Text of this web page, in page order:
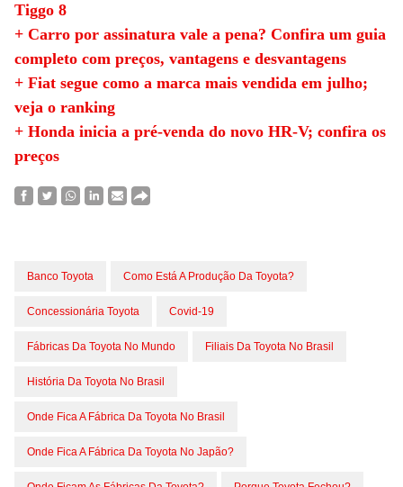
Tiggo 8
+ Carro por assinatura vale a pena? Confira um guia
completo com preços, vantagens e desvantagens
+ Fiat segue como a marca mais vendida em julho;
veja o ranking
+ Honda inicia a pré-venda do novo HR-V; confira os
preços
Banco Toyota Como Está A Produção Da Toyota?
Concessionária Toyota Covid-19
Fábricas Da Toyota No Mundo Filiais Da Toyota No Brasil
História Da Toyota No Brasil
Onde Fica A Fábrica Da Toyota No Brasil
Onde Fica A Fábrica Da Toyota No Japão?